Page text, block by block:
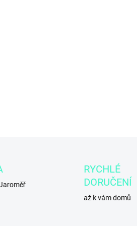
RYCHLÉ
DORUČENÍ
až k vám domů